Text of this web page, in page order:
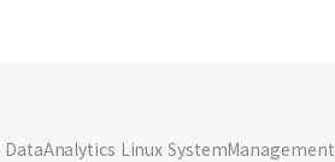
DataAnalytics Linux SystemManagement